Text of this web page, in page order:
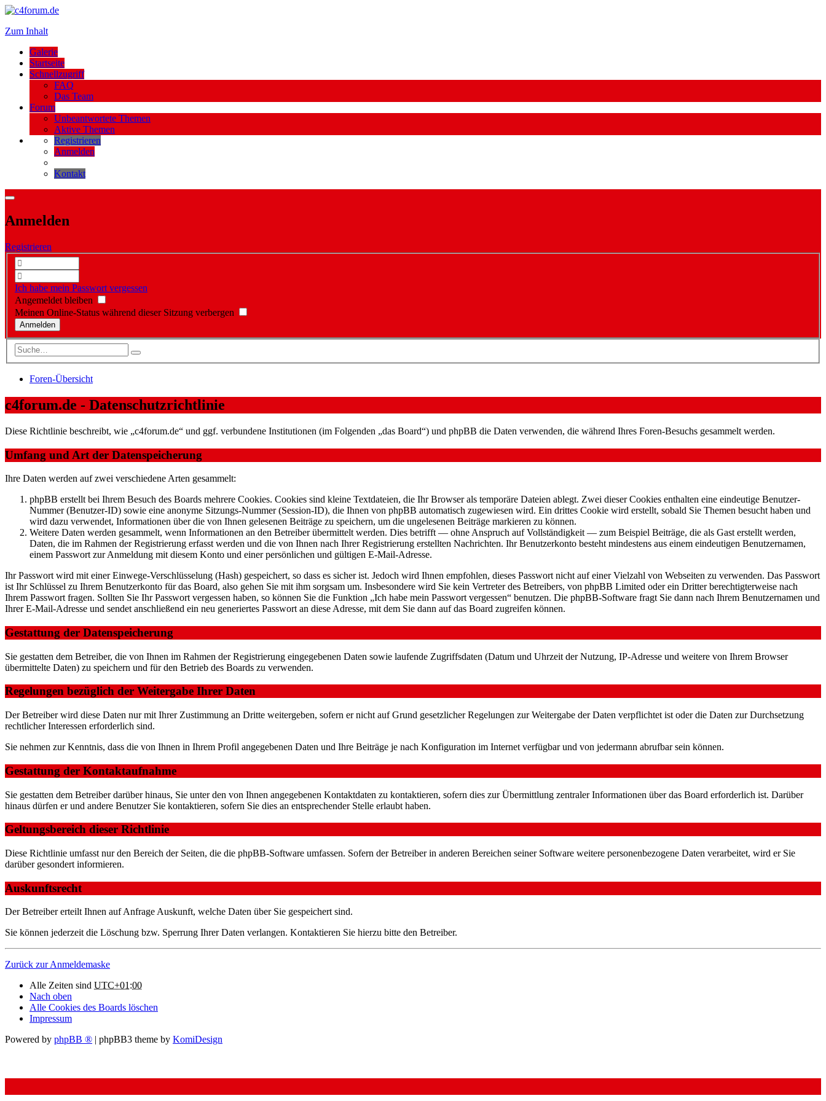
Zum Inhalt
Galerie
Startseite
Schnellzugriff
FAQ
Das Team
Forum
Unbeantwortete Themen
Aktive Themen
Registrieren
Anmelden
Kontakt
Anmelden
Registrieren
Ich habe mein Passwort vergessen
Angemeldet bleiben
Meinen Online-Status während dieser Sitzung verbergen
Foren-Übersicht
c4forum.de - Datenschutzrichtlinie
Diese Richtlinie beschreibt, wie „c4forum.de“ und ggf. verbundene Institutionen (im Folgenden „das Board“) und phpBB die Daten verwenden, die während Ihres Foren-Besuchs gesammelt werden.
Umfang und Art der Datenspeicherung
Ihre Daten werden auf zwei verschiedene Arten gesammelt:
phpBB erstellt bei Ihrem Besuch des Boards mehrere Cookies. Cookies sind kleine Textdateien, die Ihr Browser als temporäre Dateien ablegt. Zwei dieser Cookies enthalten eine eindeutige Benutzer-
Nummer (Benutzer-ID) sowie eine anonyme Sitzungs-Nummer (Session-ID), die Ihnen von phpBB automatisch zugewiesen wird. Ein drittes Cookie wird erstellt, sobald Sie Themen besucht haben und
wird dazu verwendet, Informationen über die von Ihnen gelesenen Beiträge zu speichern, um die ungelesenen Beiträge markieren zu können.
Weitere Daten werden gesammelt, wenn Informationen an den Betreiber übermittelt werden. Dies betrifft — ohne Anspruch auf Vollständigkeit — zum Beispiel Beiträge, die als Gast erstellt werden,
Daten, die im Rahmen der Registrierung erfasst werden und die von Ihnen nach Ihrer Registrierung erstellten Nachrichten. Ihr Benutzerkonto besteht mindestens aus einem eindeutigen Benutzernamen,
einem Passwort zur Anmeldung mit diesem Konto und einer persönlichen und gültigen E-Mail-Adresse.
Ihr Passwort wird mit einer Einwege-Verschlüsselung (Hash) gespeichert, so dass es sicher ist. Jedoch wird Ihnen empfohlen, dieses Passwort nicht auf einer Vielzahl von Webseiten zu verwenden. Das Passwort
ist Ihr Schlüssel zu Ihrem Benutzerkonto für das Board, also gehen Sie mit ihm sorgsam um. Insbesondere wird Sie kein Vertreter des Betreibers, von phpBB Limited oder ein Dritter berechtigterweise nach
Ihrem Passwort fragen. Sollten Sie Ihr Passwort vergessen haben, so können Sie die Funktion „Ich habe mein Passwort vergessen“ benutzen. Die phpBB-Software fragt Sie dann nach Ihrem Benutzernamen und
Ihrer E-Mail-Adresse und sendet anschließend ein neu generiertes Passwort an diese Adresse, mit dem Sie dann auf das Board zugreifen können.
Gestattung der Datenspeicherung
Sie gestatten dem Betreiber, die von Ihnen im Rahmen der Registrierung eingegebenen Daten sowie laufende Zugriffsdaten (Datum und Uhrzeit der Nutzung, IP-Adresse und weitere von Ihrem Browser
übermittelte Daten) zu speichern und für den Betrieb des Boards zu verwenden.
Regelungen bezüglich der Weitergabe Ihrer Daten
Der Betreiber wird diese Daten nur mit Ihrer Zustimmung an Dritte weitergeben, sofern er nicht auf Grund gesetzlicher Regelungen zur Weitergabe der Daten verpflichtet ist oder die Daten zur Durchsetzung
rechtlicher Interessen erforderlich sind.
Sie nehmen zur Kenntnis, dass die von Ihnen in Ihrem Profil angegebenen Daten und Ihre Beiträge je nach Konfiguration im Internet verfügbar und von jedermann abrufbar sein können.
Gestattung der Kontaktaufnahme
Sie gestatten dem Betreiber darüber hinaus, Sie unter den von Ihnen angegebenen Kontaktdaten zu kontaktieren, sofern dies zur Übermittlung zentraler Informationen über das Board erforderlich ist. Darüber
hinaus dürfen er und andere Benutzer Sie kontaktieren, sofern Sie dies an entsprechender Stelle erlaubt haben.
Geltungsbereich dieser Richtlinie
Diese Richtlinie umfasst nur den Bereich der Seiten, die die phpBB-Software umfassen. Sofern der Betreiber in anderen Bereichen seiner Software weitere personenbezogene Daten verarbeitet, wird er Sie
darüber gesondert informieren.
Auskunftsrecht
Der Betreiber erteilt Ihnen auf Anfrage Auskunft, welche Daten über Sie gespeichert sind.
Sie können jederzeit die Löschung bzw. Sperrung Ihrer Daten verlangen. Kontaktieren Sie hierzu bitte den Betreiber.
Zurück zur Anmeldemaske
Alle Zeiten sind UTC+01:00
Nach oben
Alle Cookies des Boards löschen
Impressum
Powered by phpBB ® | phpBB3 theme by KomiDesign